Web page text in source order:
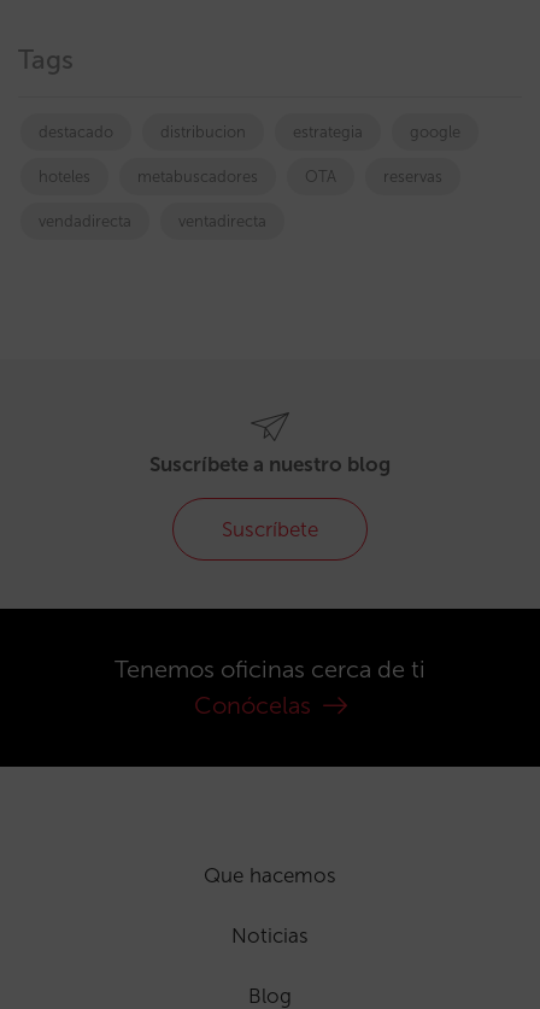
Tags
destacado distribucion estrategia google
hoteles metabuscadores OTA reservas
vendadirecta ventadirecta
Suscríbete a nuestro blog
Suscríbete
Tenemos oficinas cerca de ti
Conócelas
Que hacemos
Noticias
Blog